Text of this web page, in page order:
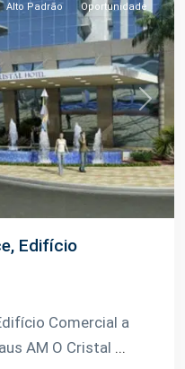
Next
Alto Padrão Oportunidade
Edifício
Comercial a
AM O Cristal ...